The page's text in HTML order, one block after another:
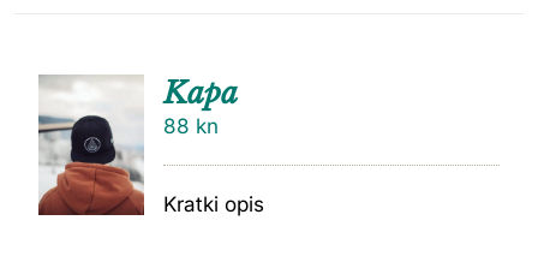
KOŠARI
CU
Kapa
88 kn
Kratki opis